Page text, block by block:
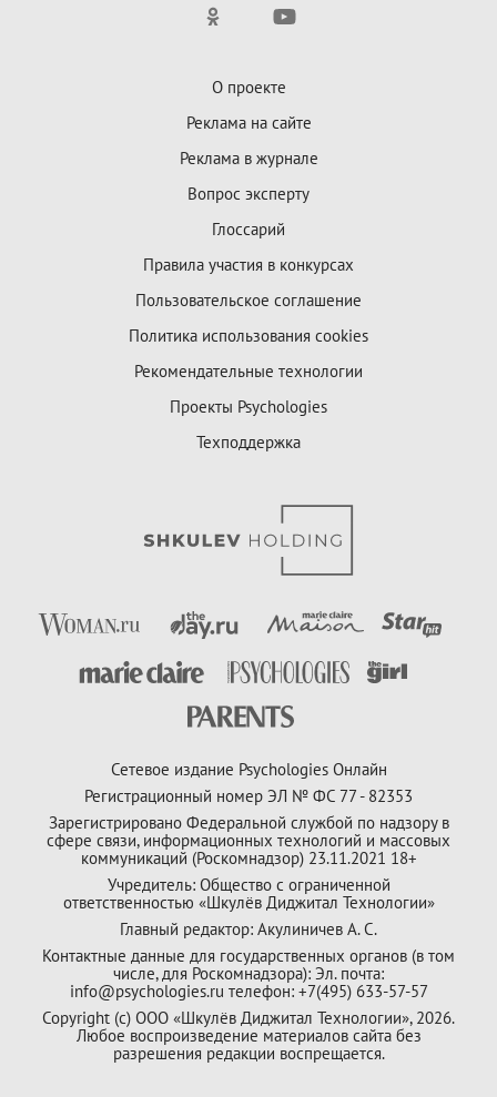
О проекте
Реклама на сайте
Реклама в журнале
Вопрос эксперту
Глоссарий
Правила участия в конкурсах
Пользовательское соглашение
Политика использования cookies
Рекомендательные технологии
Проекты Psychologies
Техподдержка
Сетевое издание Psychologies Онлайн
Регистрационный номер ЭЛ № ФС 77 - 82353
Зарегистрировано Федеральной службой по надзору в
сфере связи, информационных технологий и массовых
коммуникаций (Роскомнадзор) 23.11.2021 18+
Учредитель: Общество с ограниченной
ответственностью «Шкулёв Диджитал Технологии»
Главный редактор: Акулиничев А. С.
Контактные данные для государственных органов (в том
числе, для Роскомнадзора): Эл. почта:
info@psychologies.ru телефон: +7(495) 633-57-57
Copyright (с) ООО «Шкулёв Диджитал Технологии», 2026.
Любое воспроизведение материалов сайта без
разрешения редакции воспрещается.